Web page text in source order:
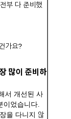
부 다 준비했
가요?
많이 준비하
서 개선된 사
이었습니다.
을 다니지 않